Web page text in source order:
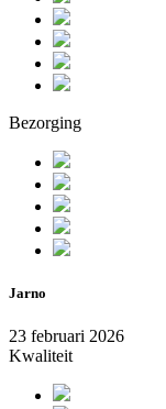
Bezorging
Jarno
23 februari 2026
Kwaliteit